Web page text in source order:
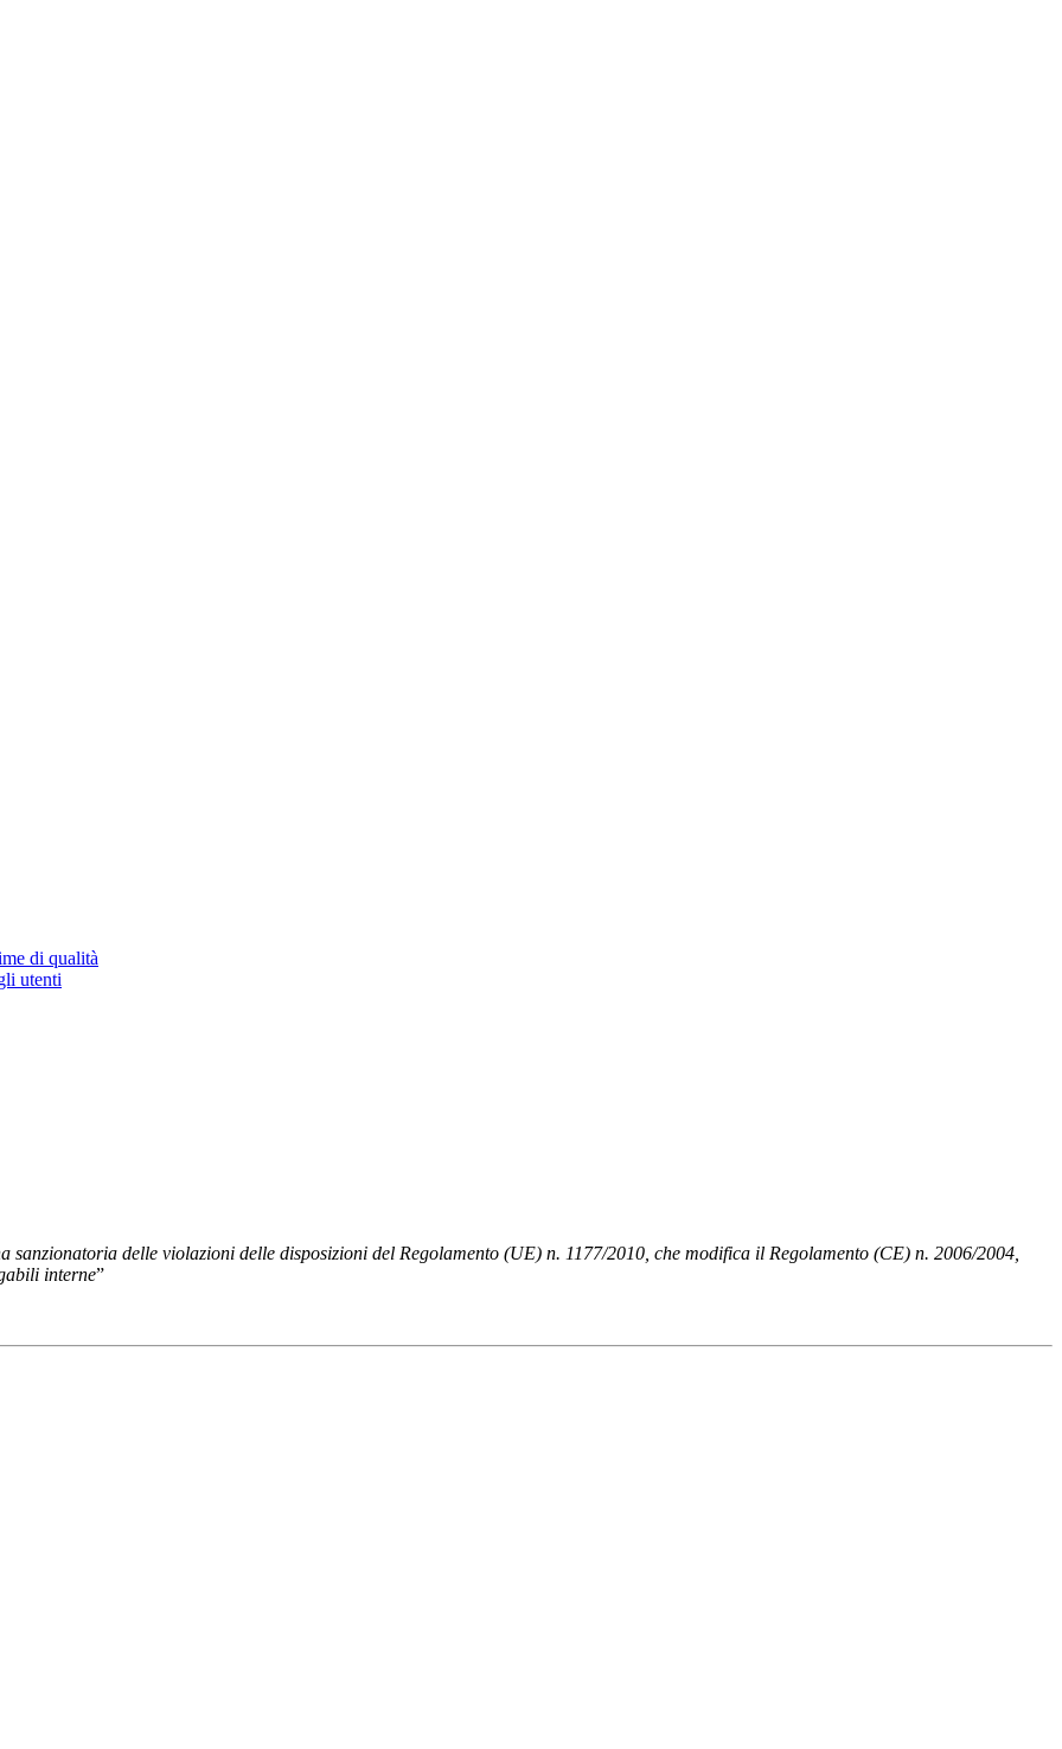
di qualità
utenti
sanzionatoria delle violazioni delle disposizioni del Regolamento (UE) n. 1177/2010, che modifica il Regolamento (CE) n. 2006/2004,
interne”